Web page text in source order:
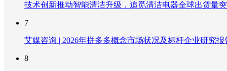
技术创新推动智能清洁升级，追觅清洁电器全球出货量
7
艾媒咨询 | 2026年拼多多概念市场状况及标杆企业研究报
8